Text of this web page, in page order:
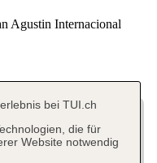
bei TUI.ch
die für
Website notwendig